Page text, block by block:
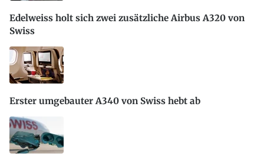
Edelweiss holt sich zwei zusätzliche Airbus A320 von
Swiss
Erster umgebauter A340 von Swiss hebt ab